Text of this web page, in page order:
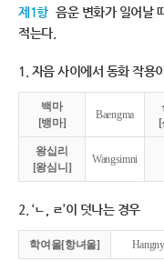
제1항 음운 변화가 일어날
적는다.
1. 자음 사이에서 동화 작용
백마
[뱅마]
Baengma
왕십리
[왕심니]
Wangsimni
2. ‘ㄴ, ㄹ’이 덧나는 경우
학여울[항녀울]